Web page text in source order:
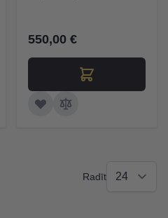
550,00 €
Radīt